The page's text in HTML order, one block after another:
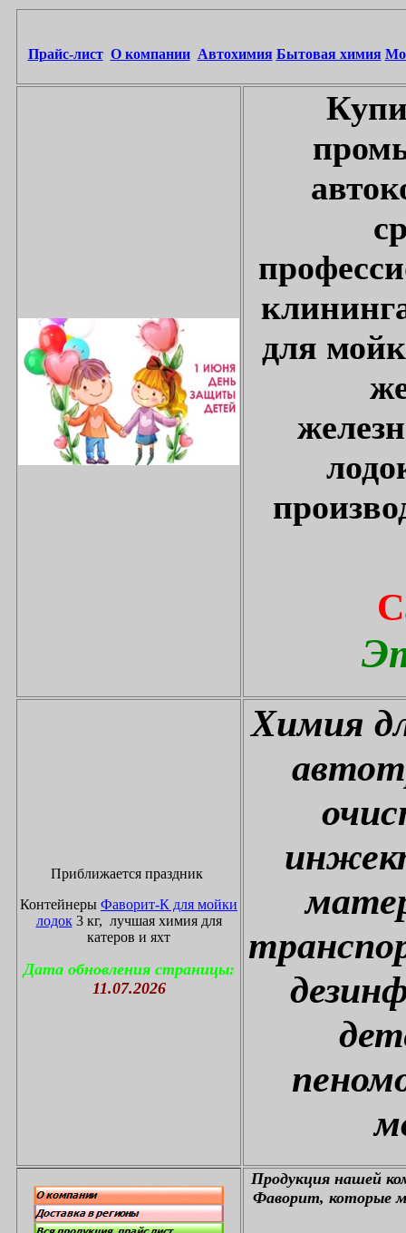
Прайс-лист О компании Автохимия Бытовая химия
для
Приближается праздник
Контейнеры Фаворит-К для мойки
лодок3 кг, лучшая химия для
катеров и яхт
Дата обновления страницы:
11.07.2026
Химия
Продукция нашей
Фаворит, которые